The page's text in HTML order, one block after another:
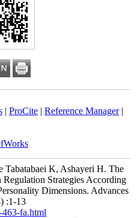
|ProCite|Reference Manager
Tabatabaei K, Ashayeri H. The
Regulation Strategies According
Dimensions. Advances
:1-13
463-fa.html